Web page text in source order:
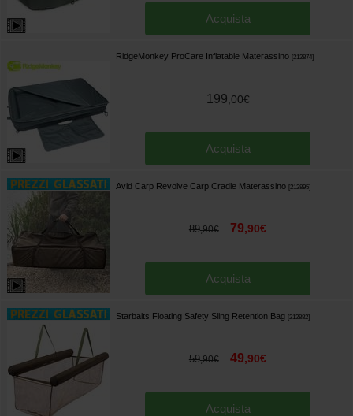
Acquista
RidgeMonkey ProCare Inflatable Materassino [212874]
199 00€
Acquista
Avid Carp Revolve Carp Cradle Materassino [212895]
89,90€ 79,90€
Acquista
Starbaits Floating Safety Sling Retention Bag [212882]
59,90€ 49,90€
Acquista